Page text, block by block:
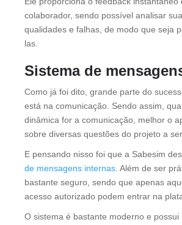
colaborador, sendo possível analisar
qualidades e falhas, de modo que seja
las.
Sistema de
Como já foi dito, grande parte do
está na comunicação. Sendo assim,
dinâmica for a comunicação, melhor o
sobre diversas questões do projeto a
E pensando nisso foi que a Sabesim
de mensagens internas. Além de ser
bastante seguro, sendo que apenas
acesso autorizado podem entrar na
O sistema é bastante moderno e possui